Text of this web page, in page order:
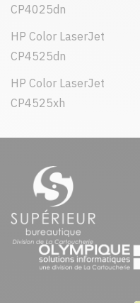
CP4025dn
HP Color LaserJet
CP4525dn
HP Color LaserJet
CP4525xh